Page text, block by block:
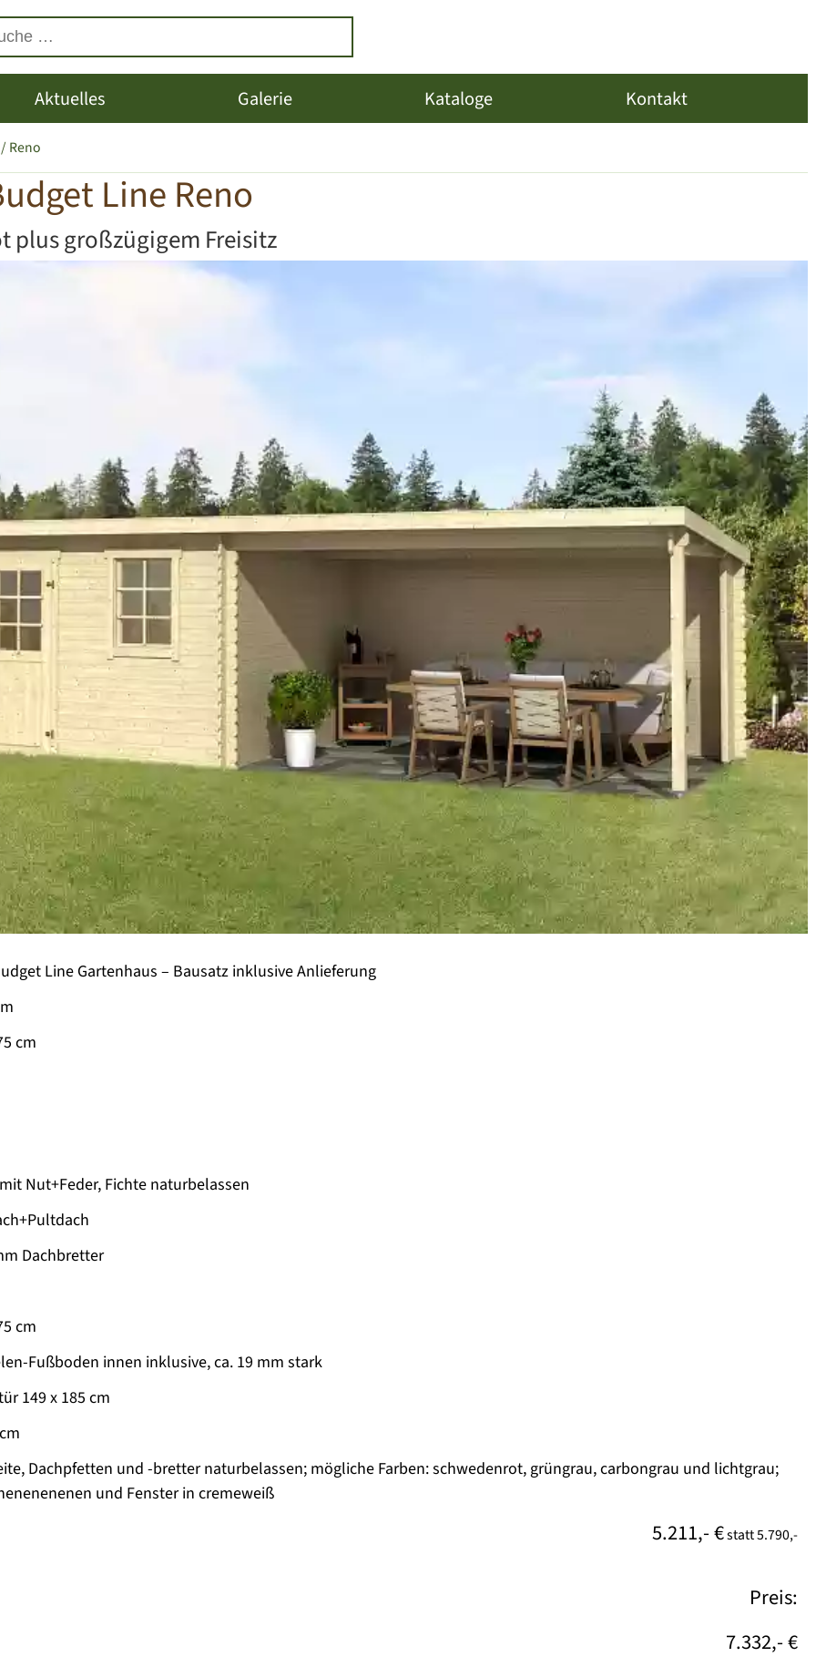
Aktuelles Galerie Kataloge Kontakt
Reno
Line Reno
plus großzügigem Freisitz
Line Gartenhaus – Bausatz inklusive Anlieferung
cm
Nut+Feder, Fichte naturbelassen
Dachbretter
cm
Fußboden innen inklusive, ca. 19 mm stark
149 x 185 cm
Dachpfetten und -bretter naturbelassen; mögliche Farben: schwedenrot, grüngrau, carbongrau und lichtgrau;
und Fenster in cremeweiß
5.211,- €statt5.790,-
Preis:
7.332,- €